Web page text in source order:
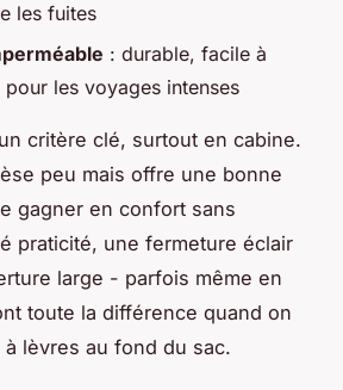
les fuites
: durable, facile à
les voyages intenses
critère clé, surtout en cabine.
peu mais offre une bonne
gagner en confort sans
praticité, une fermeture éclair
large - parfois même en
toute la différence quand on
lèvres au fond du sac.